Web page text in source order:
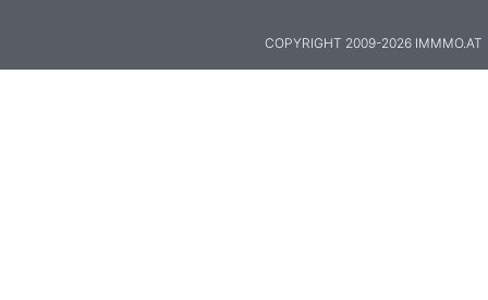
COPYRIGHT 2009-2026 IMMMO.AT